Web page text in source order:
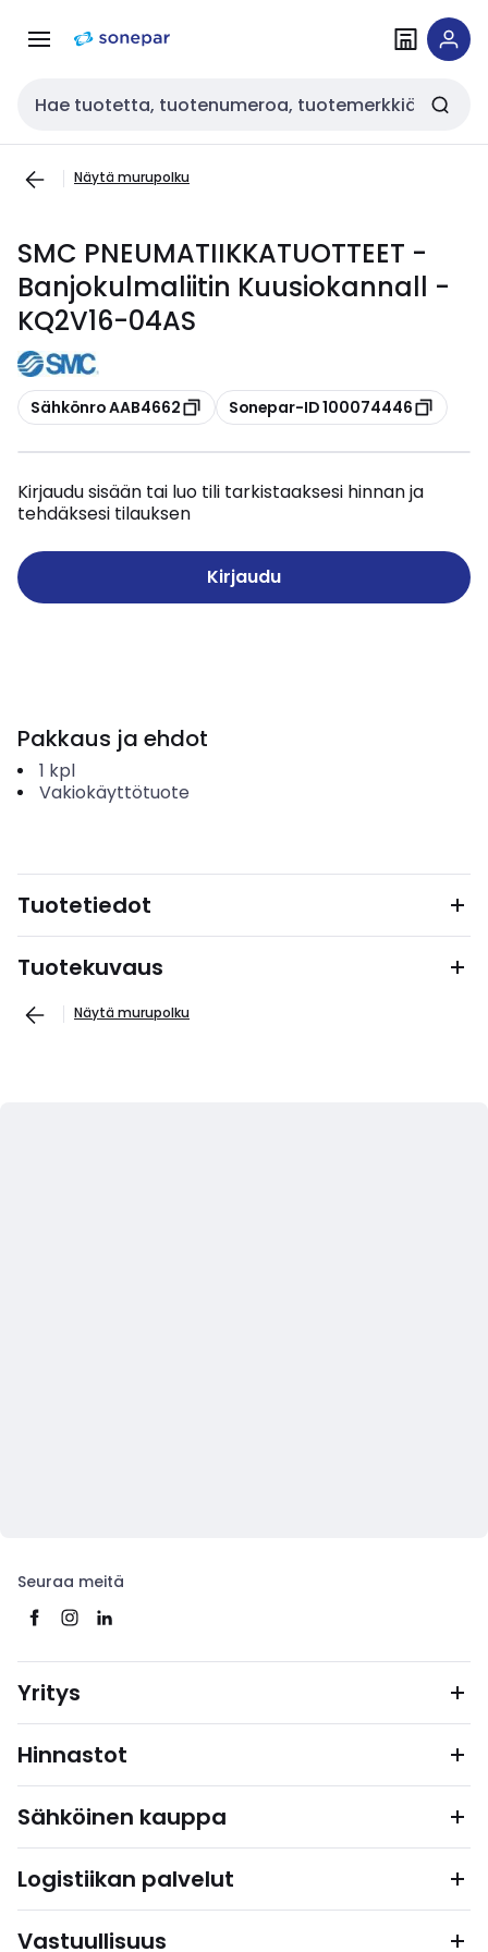
navigointiinsisältöön
Haku
Näytä murupolku
SMC PNEUMATIIKKATUOTTEET -
Banjokulmaliitin Kuusiokannall -
KQ2V16-04AS
Kopioi
Sähkönro AAB4662 Kopioi
Sonepar-ID 100074446
Kirjaudu sisään tai luo tili tarkistaaksesi hinnan ja
tehdäksesi tilauksen
Kirjaudu
Pakkaus ja ehdot
1 kpl
Vakiokäyttötuote
Tuotetiedot
Tuotekuvaus
Näytä murupolku
Seuraa meitä
Yritys
Hinnastot
Sähköinen kauppa
Logistiikan palvelut
Vastuullisuus